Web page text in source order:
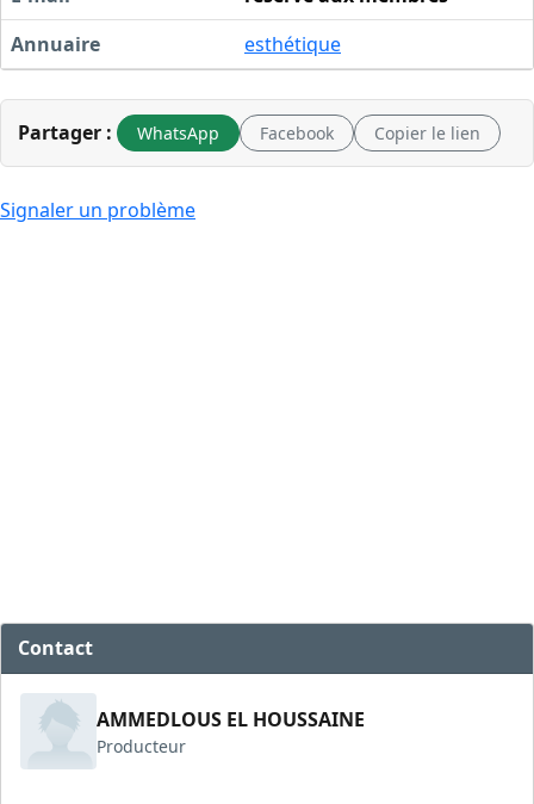
Annuaire
esthétique
Partager : WhatsApp Facebook Copier le lien
Signaler un problème
Contact
AMMEDLOUS EL HOUSSAINE
Producteur